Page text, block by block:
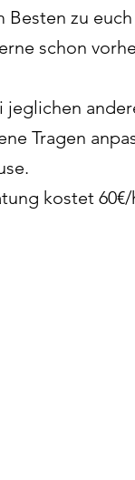
Besten zu
schon
jeglichen
Tragen
kostet 60€/